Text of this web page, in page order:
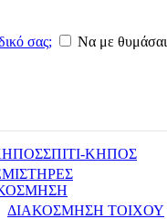
σας;
Να με θυμάσαι
ΣΠΙΤΙ-ΚΗΠΟΣ
ΔΙΑΚΟΣΜΗΣΗ ΤΟΙΧΟΥ